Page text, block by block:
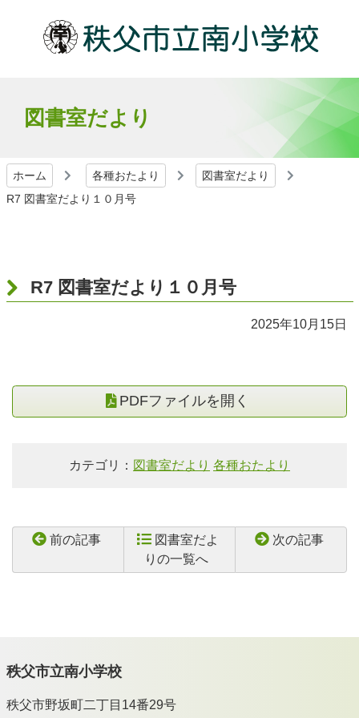
図書室だより
ホーム 各種おたより
図書室だより
R7 図書室だより１０月号
R7 図書室だより１０月号
2025年10月15日
PDFファイルを開く
カテゴリ： 図書室だより 各種おたより
前の記事
図書室だよ
りの一覧へ
次の記事
秩父市立南小学校
秩父市野坂町二丁目14番29号